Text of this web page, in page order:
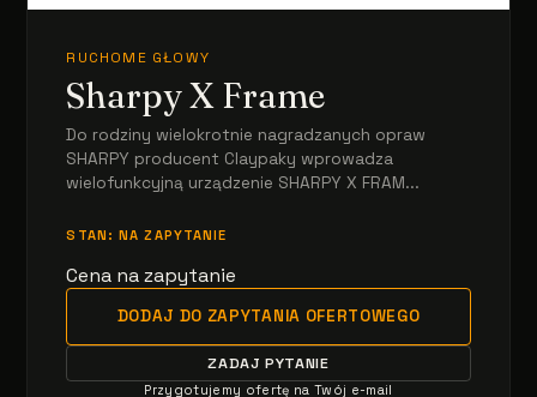
RUCHOME GŁOWY
Sharpy X Frame
Do rodziny wielokrotnie nagradzanych opraw
SHARPY producent Claypaky wprowadza
wielofunkcyjną urządzenie SHARPY X FRAM...
STAN: NA ZAPYTANIE
Cena na zapytanie
DODAJ DO ZAPYTANIA OFERTOWEGO
ZADAJ PYTANIE
Przygotujemy ofertę na Twój e-mail